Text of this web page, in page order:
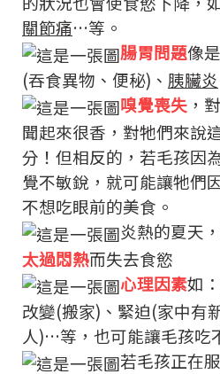
關節痛…等。
腸胃問題像是
(吞食異物、便秘)、 胰臟炎
嗅覺喪失 ，
聞起來很香，對牠們來說
分！但相反的，若毛孩因
覺不敏銳，就可能讓牠們
不想吃眼前的美食。
炎熱的夏天
太過悶熱而失去食慾
心理因素如
改變(搬家)、緊迫(家中有
人)…等，也可能讓毛孩吃
若毛孩正在